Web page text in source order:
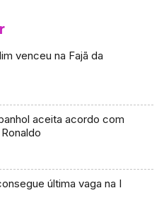
venceu na Fajã da
aceita acordo com
última vaga na I